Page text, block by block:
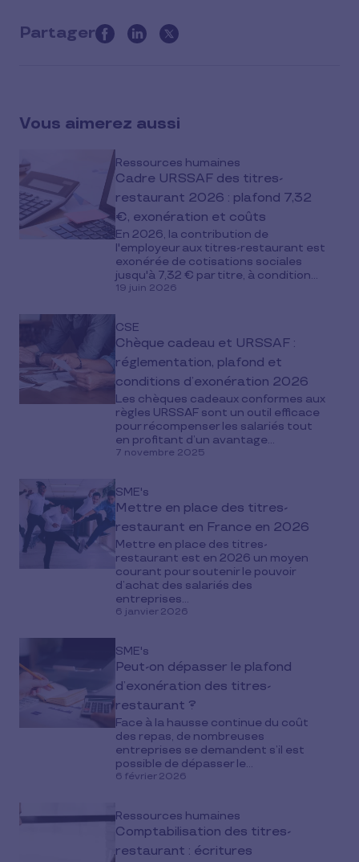
Partager
this
media
Vous aimerez aussi
Ressources humaines
Cadre URSSAF des titres-
restaurant 2026 : plafond 7,32
€, exonération et coûts
En 2026, la contribution de
l'employeur aux titres-restaurant est
exonérée de cotisations sociales
jusqu'à 7,32 € par titre, à condition...
19 juin 2026
CSE
Chèque cadeau et URSSAF :
réglementation, plafond et
conditions d’exonération 2026
Les chèques cadeaux conformes aux
règles URSSAF sont un outil efficace
pour récompenser les salariés tout
en profitant d’un avantage...
7 novembre 2025
SME's
Mettre en place des titres-
restaurant en France en 2026
Mettre en place des titres-
restaurant est en 2026 un moyen
courant pour soutenir le pouvoir
d’achat des salariés des
entreprises...
6 janvier 2026
SME's
Peut-on dépasser le plafond
d’exonération des titres-
restaurant ?
Face à la hausse continue du coût
des repas, de nombreuses
entreprises se demandent s’il est
possible de dépasser le...
6 février 2026
Ressources humaines
Comptabilisation des titres-
restaurant : écritures